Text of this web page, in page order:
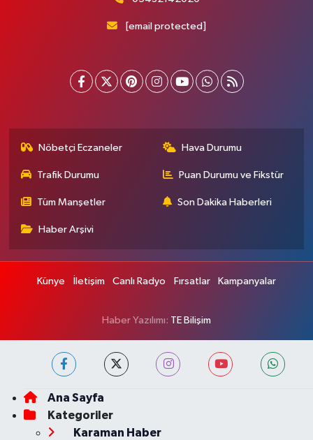
[email protected]
Nöbetçi Eczaneler Hava Durumu
Trafik Durumu Puan Durumu ve Fikstür
Tüm Manşetler Son Dakika Haberleri
Haber Arşivi
Künye İletişim Canlı Radyo Fırsatlar Kampanyalar
Haber Yazılımı: TE Bilişim
Ana Sayfa
Kategoriler
Karaman Haber